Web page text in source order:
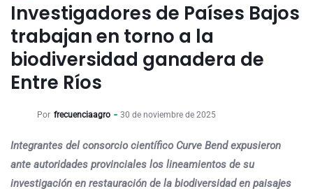
Investigadores de Países Bajos
trabajan en torno a la
biodiversidad ganadera de
Entre Ríos
Por frecuenciaagro 30 de noviembre de 2025
Integrantes del consorcio científico Curve Bend expusieron
ante autoridades provinciales los lineamientos de su
investigación en restauración de la biodiversidad en paisajes